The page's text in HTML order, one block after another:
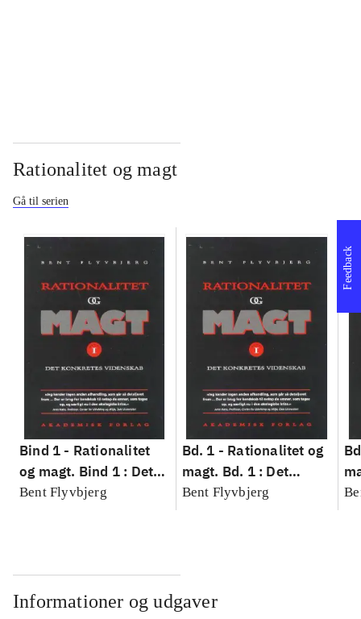
Rationalitet og magt
Gå til serien
Bind 1 - Rationalitet
og magt. Bind 1 : Det
konkretes videnskab
Bent Flyvbjerg
Bd. 1 - Rationalitet og
magt. Bd. 1 : Det
konkretes videnskab
Bent Flyvbjerg
Informationer og udgaver
Feedback